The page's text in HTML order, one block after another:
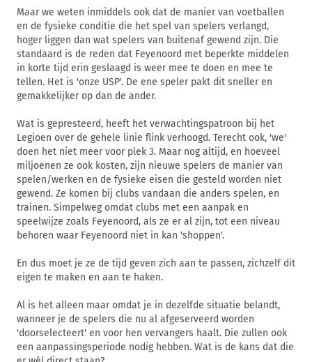
Maar we weten inmiddels ook dat de manier van voetballen
en de fysieke conditie die het spel van spelers verlangd,
hoger liggen dan wat spelers van buitenaf gewend zijn. Die
standaard is de reden dat Feyenoord met beperkte middelen
in korte tijd erin geslaagd is weer mee te doen en mee te
tellen. Het is 'onze USP'. De ene speler pakt dit sneller en
gemakkelijker op dan de ander.
Wat is gepresteerd, heeft het verwachtingspatroon bij het
Legioen over de gehele linie flink verhoogd. Terecht ook, 'we'
doen het niet meer voor plek 3. Maar nog altijd, en hoeveel
miljoenen ze ook kosten, zijn nieuwe spelers de manier van
spelen/werken en de fysieke eisen die gesteld worden niet
gewend. Ze komen bij clubs vandaan die anders spelen, en
trainen. Simpelweg omdat clubs met een aanpak en
speelwijze zoals Feyenoord, als ze er al zijn, tot een niveau
behoren waar Feyenoord niet in kan 'shoppen'.
En dus moet je ze de tijd geven zich aan te passen, zichzelf dit
eigen te maken en aan te haken.
Al is het alleen maar omdat je in dezelfde situatie belandt,
wanneer je de spelers die nu al afgeserveerd worden
'doorselecteert' en voor hen vervangers haalt. Die zullen ook
een aanpassingsperiode nodig hebben. Wat is de kans dat die